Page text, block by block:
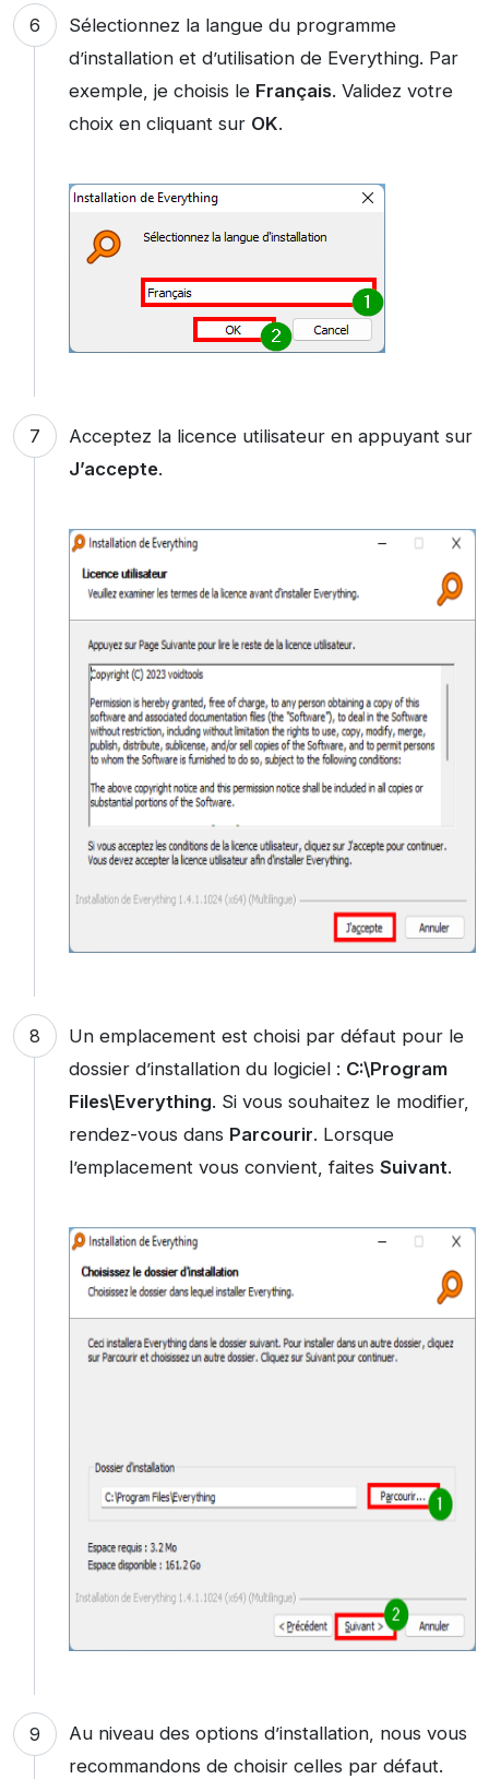
Sélectionnez la langue du programme
d’installation et d’utilisation de Everything. Par
exemple, je choisis le Français. Validez votre
choix en cliquant sur OK.
Acceptez la licence utilisateur en appuyant sur
J’accepte.
Un emplacement est choisi par défaut pour le
dossier d’installation du logiciel : C:\Program
Files\Everything. Si vous souhaitez le modifier,
rendez-vous dans Parcourir. Lorsque
l’emplacement vous convient, faites Suivant.
Au niveau des options d’installation, nous vous
recommandons de choisir celles par défaut.